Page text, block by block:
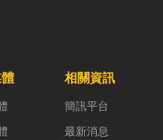
設
日益嚴苛的趨
型機中的關...
相關資訊
簡訊平台
最新消息